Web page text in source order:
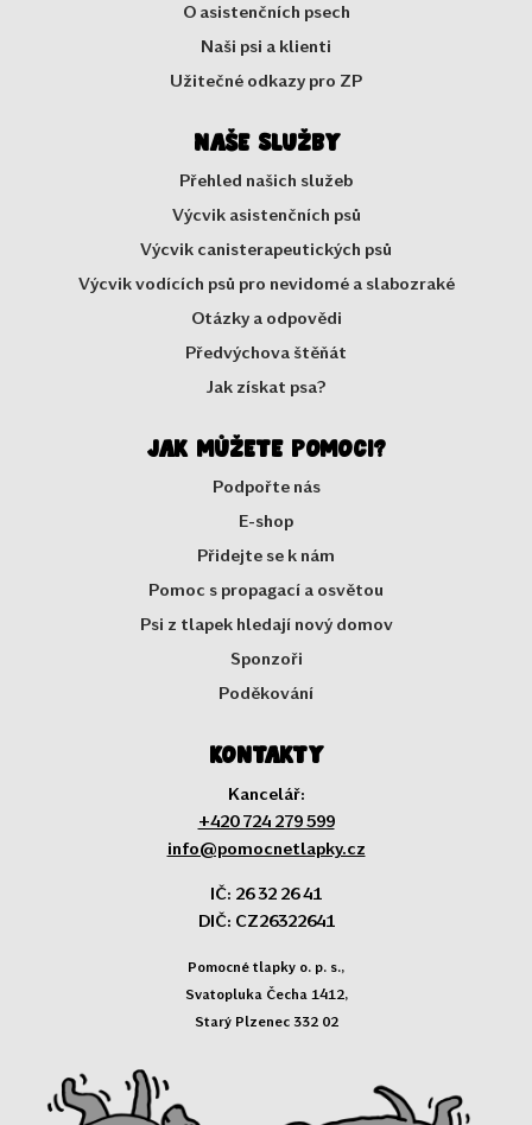
O asistenčních psech
Naši psi a klienti
Užitečné odkazy pro ZP
Naše služby
Přehled našich služeb
Výcvik asistenčních psů
Výcvik canisterapeutických psů
Výcvik vodících psů pro nevidomé a slabozraké
Otázky a odpovědi
Předvýchova štěňát
Jak získat psa?
Jak můžete pomoci?
Podpořte nás
E-shop
Přidejte se k nám
Pomoc s propagací a osvětou
Psi z tlapek hledají nový domov
Sponzoři
Poděkování
Kontakty
Kancelář:
+420 724 279 599
info@pomocnetlapky.cz
IČ: 26 32 26 41
DIČ: CZ26322641
Pomocné tlapky o. p. s.,
Svatopluka Čecha 1412,
Starý Plzenec 332 02